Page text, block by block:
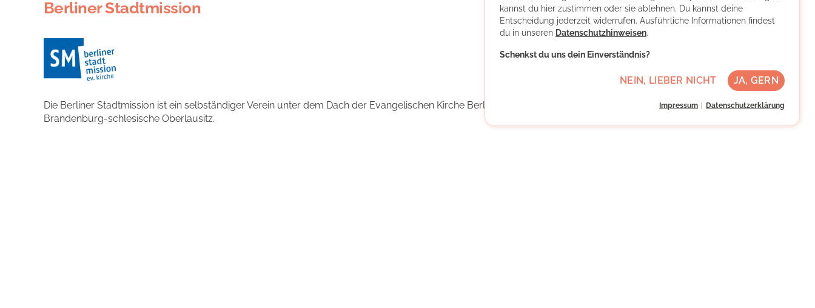
Berliner Stadtmission
Die Berliner Stadtmission ist ein selbständiger Verein unter dem Dach der Evangelischen Kirche Berlin-
Brandenburg-schlesische Oberlausitz.
kannst du hier zustimmen oder sie ablehnen. Du kannst deine
Entscheidung jederzeit widerrufen. Ausführliche Informationen findest
du in unseren Datenschutzhinweisen.
Schenkst du uns dein Einverständnis?
NEIN, LIEBER NICHT JA, GERN
Impressum Datenschutzerklärung